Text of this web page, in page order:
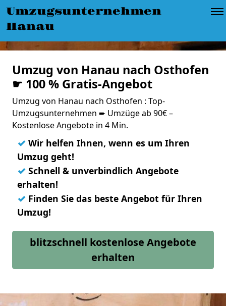
Umzugsunternehmen
Hanau
Umzug von Hanau nach Osthofen
☛ 100 % Gratis-Angebot
Umzug von Hanau nach Osthofen : Top-
Umzugsunternehmen ➨ Umzüge ab 90€ –
Kostenlose Angebote in 4 Min.
✓ Wir helfen Ihnen, wenn es um Ihren
Umzug geht!
✓ Schnell & unverbindlich Angebote
erhalten!
✓ Finden Sie das beste Angebot für Ihren
Umzug!
blitzschnell kostenlose Angebote
erhalten